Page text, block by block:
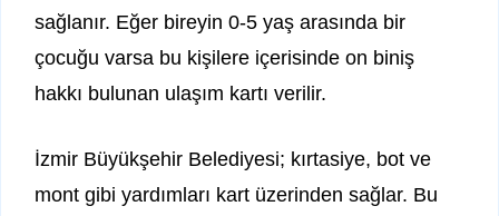
sağlanır. Eğer bireyin 0-5 yaş arasında bir
çocuğu varsa bu kişilere içerisinde on biniş
hakkı bulunan ulaşım kartı verilir.
İzmir Büyükşehir Belediyesi; kırtasiye, bot ve
mont gibi yardımları kart üzerinden sağlar. Bu